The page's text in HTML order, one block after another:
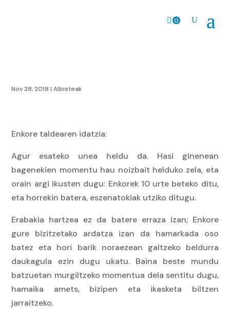
0
Nov 28, 2018 |Albisteak
Enkore taldearen idatzia:
Agur esateko unea heldu da. Hasi ginenean
bagenekien momentu hau noizbait helduko zela, eta
orain argi ikusten dugu: Enkorek 10 urte beteko ditu,
eta horrekin batera, eszenatokiak utziko ditugu.
Erabakia hartzea ez da batere erraza izan; Enkore
gure bizitzetako ardatza izan da hamarkada oso
batez eta hori barik noraezean galtzeko beldurra
daukagula ezin dugu ukatu. Baina beste mundu
batzuetan murgiltzeko momentua dela sentitu dugu,
hamaika amets, bizipen eta ikasketa biltzen
jarraitzeko.